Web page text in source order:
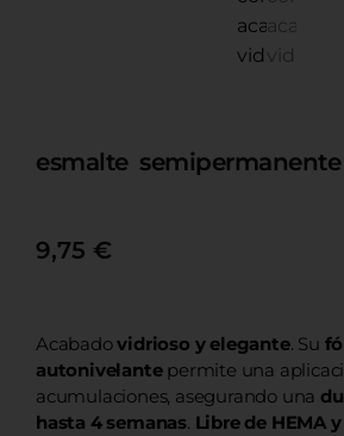
esmalte
9,75 €
Acabadovidrioso y elegante. Su
autonivelantepermite una
acumulaciones, asegurando una
hasta 4 semanas. Libre de HEMA